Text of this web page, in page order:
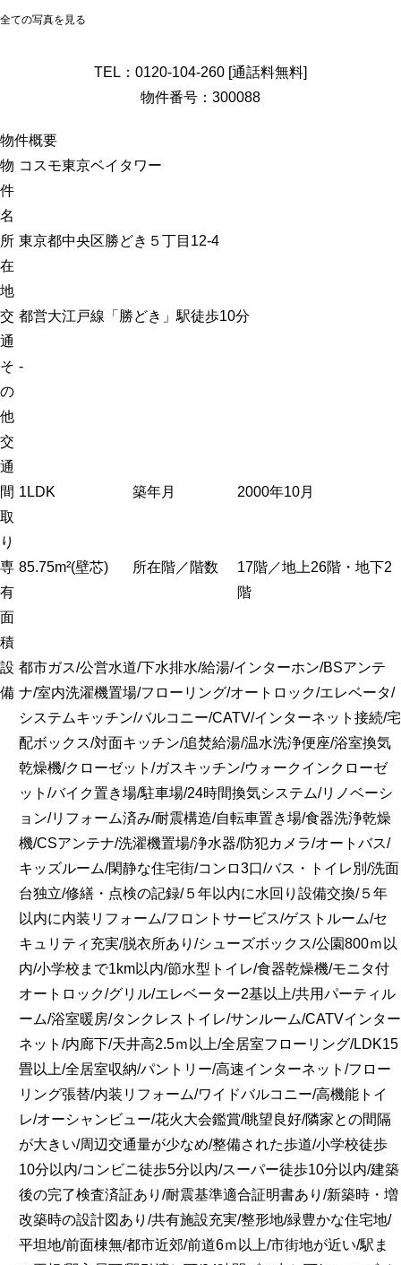
全ての写真を見る
TEL： 0120-104-260 [通話料無料]
物件番号：300088
物件概要
物
件
名
コスモ東京ベイタワー
所
在
地
東京都中央区勝どき５丁目12-4
交
通
都営大江戸線「勝どき」駅徒歩10分
そ
の
他
交
通
-
間
取
り
1LDK 築年月 2000年10月
専
有
面
積
85.75m²(壁芯) 所在階／階数
17階／地上26階・地下2
階
設
備
都市ガス/公営水道/下水排水/給湯/インターホン/BSアンテ
ナ/室内洗濯機置場/フローリング/オートロック/エレベータ/
システムキッチン/バルコニー/CATV/インターネット接続/宅
配ボックス/対面キッチン/追焚給湯/温水洗浄便座/浴室換気
乾燥機/クローゼット/ガスキッチン/ウォークインクローゼ
ット/バイク置き場/駐車場/24時間換気システム/リノベーシ
ョン/リフォーム済み/耐震構造/自転車置き場/食器洗浄乾燥
機/CSアンテナ/洗濯機置場/浄水器/防犯カメラ/オートバス/
キッズルーム/閑静な住宅街/コンロ3口/バス・トイレ別/洗面
台独立/修繕・点検の記録/５年以内に水回り設備交換/５年
以内に内装リフォーム/フロントサービス/ゲストルーム/セ
キュリティ充実/脱衣所あり/シューズボックス/公園800ｍ以
内/小学校まで1km以内/節水型トイレ/食器乾燥機/モニタ付
オートロック/グリル/エレベーター2基以上/共用パーティル
ーム/浴室暖房/タンクレストイレ/サンルーム/CATVインター
ネット/内廊下/天井高2.5ｍ以上/全居室フローリング/LDK15
畳以上/全居室収納/パントリー/高速インターネット/フロー
リング張替/内装リフォーム/ワイドバルコニー/高機能トイ
レ/オーシャンビュー/花火大会鑑賞/眺望良好/隣家との間隔
が大きい/周辺交通量が少なめ/整備された歩道/小学校徒歩
10分以内/コンビニ徒歩5分以内/スーパー徒歩10分以内/建築
後の完了検査済証あり/耐震基準適合証明書あり/新築時・増
改築時の設計図あり/共有施設充実/整形地/緑豊かな住宅地/
平坦地/前面棟無/都市近郊/前道6ｍ以上/市街地が近い/駅ま